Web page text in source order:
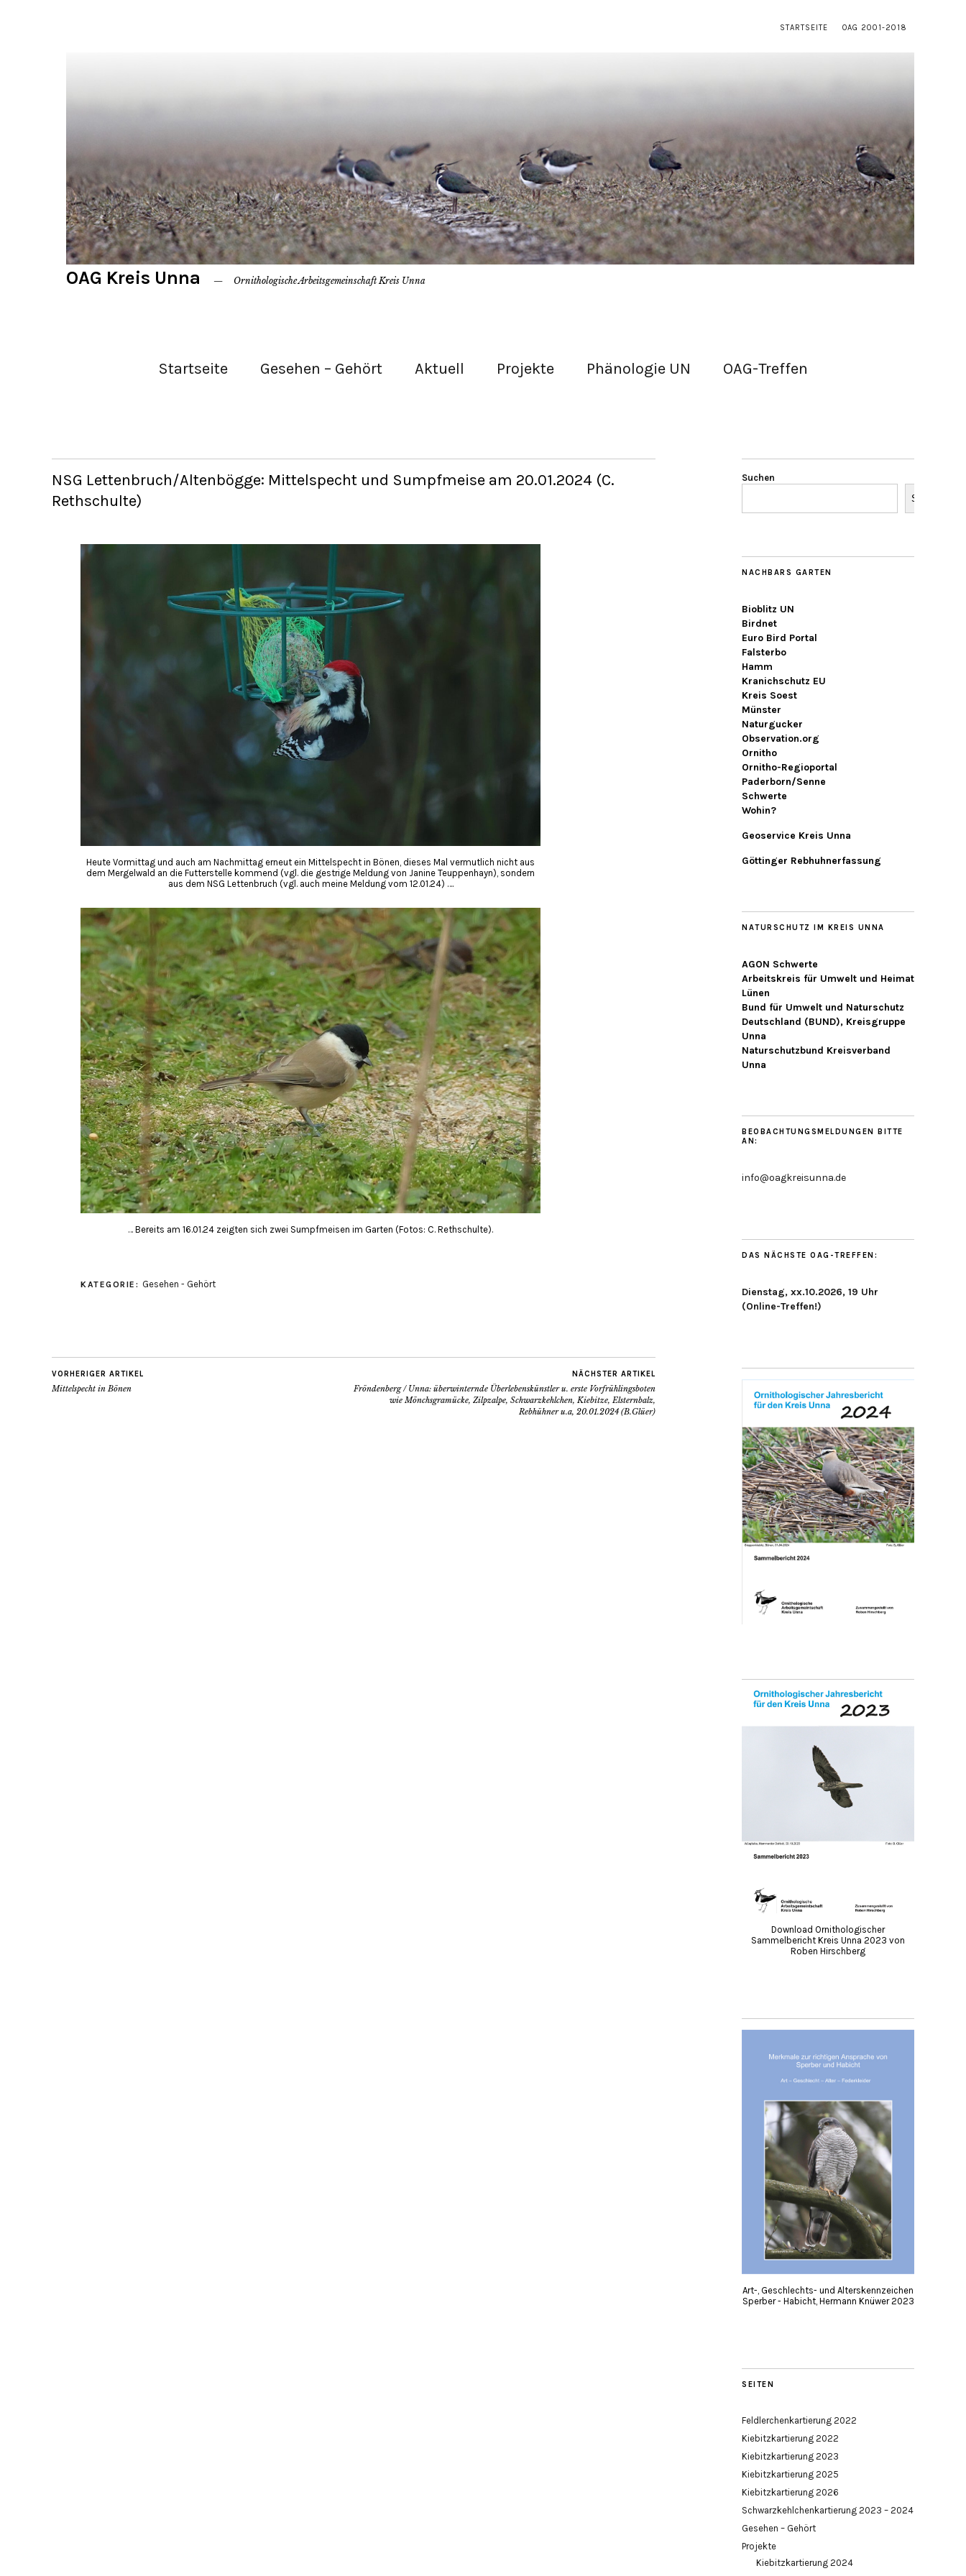
STARTSEITE OAG 2001-2018
OAG Kreis Unna Ornithologische Arbeitsgemeinschaft Kreis Unna
Startseite Gesehen – Gehört Aktuell Projekte Phänologie UN OAG-Treffen
NSG Lettenbruch/Altenbögge: Mittelspecht und Sumpfmeise am 20.01.2024 (C.
Rethschulte)
Heute Vormittag und auch am Nachmittag erneut ein Mittelspecht in Bönen, dieses Mal vermutlich nicht aus
dem Mergelwald an die Futterstelle kommend (vgl. die gestrige Meldung von Janine Teuppenhayn), sondern
aus dem NSG Lettenbruch (vgl. auch meine Meldung vom 12.01.24) ….
… Bereits am 16.01.24 zeigten sich zwei Sumpfmeisen im Garten (Fotos: C. Rethschulte).
KATEGORIE: Gesehen - Gehört
VORHERIGER ARTIKEL
Mittelspecht in Bönen
NÄCHSTER ARTIKEL
Fröndenberg / Unna: überwinternde Überlebenskünstler u. erste Vorfrühlingsboten
wie Mönchsgramücke, Zilpzalpe, Schwarzkehlchen, Kiebitze, Elsternbalz,
Rebhühner u.a, 20.01.2024 (B.Glüer)
Suchen
Suchen
NACHBARS GARTEN
Bioblitz UN
Birdnet
Euro Bird Portal
Falsterbo
Hamm
Kranichschutz EU
Kreis Soest
Münster
Naturgucker
Observation.org
Ornitho
Ornitho-Regioportal
Paderborn/Senne
Schwerte
Wohin?
Geoservice Kreis Unna
Göttinger Rebhuhnerfassung
NATURSCHUTZ IM KREIS UNNA
AGON Schwerte
Arbeitskreis für Umwelt und Heimat
Lünen
Bund für Umwelt und Naturschutz
Deutschland (BUND), Kreisgruppe
Unna
Naturschutzbund Kreisverband
Unna
BEOBACHTUNGSMELDUNGEN BITTE
AN:
info@oagkreisunna.de
DAS NÄCHSTE OAG-TREFFEN:
Dienstag, xx.10.2026, 19 Uhr
(Online-Treffen!)
Download Ornithologischer
Sammelbericht Kreis Unna 2023 von
Roben Hirschberg
Art-, Geschlechts- und Alterskennzeichen
Sperber - Habicht, Hermann Knüwer 2023
SEITEN
Feldlerchenkartierung 2022
Kiebitzkartierung 2022
Kiebitzkartierung 2023
Kiebitzkartierung 2025
Kiebitzkartierung 2026
Schwarzkehlchenkartierung 2023 – 2024
Gesehen – Gehört
Projekte
Kiebitzkartierung 2024